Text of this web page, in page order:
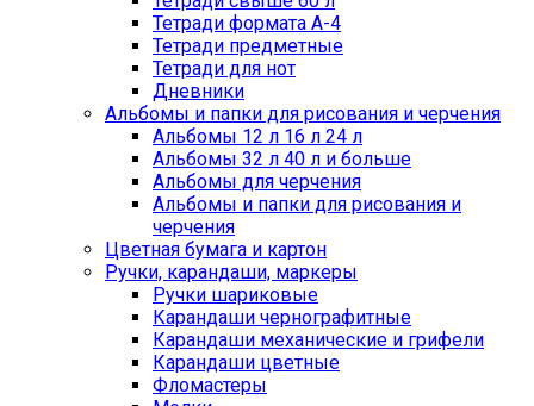
Тетради формата А-4
Тетради предметные
Тетради для нот
Дневники
Альбомы и папки для рисования и черчения
Альбомы 12 л 16 л 24 л
Альбомы 32 л 40 л и больше
Альбомы для черчения
Альбомы и папки для рисования и
черчения
Цветная бумага и картон
Ручки, карандаши, маркеры
Ручки шариковые
Карандаши чернографитные
Карандаши механические и грифели
Карандаши цветные
Фломастеры